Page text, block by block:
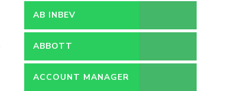
AB INBEV
ABBOTT
ACCOUNT MANAGER